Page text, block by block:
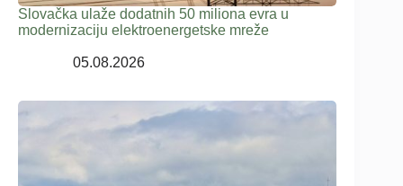
Slovačka ulaže dodatnih 50 miliona evra u
modernizaciju elektroenergetske mreže
05.08.2026